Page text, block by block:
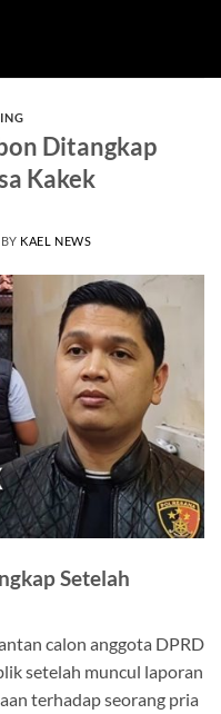
Ditangkap
Kakek
BY KAEL NEWS
Setelah
calon anggota DPRD
setelah muncul laporan
terhadap seorang pria